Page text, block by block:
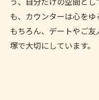
う、自分だけの空間と
も、カウンターは心を
もちろん、デートやご
塚で大切にしています。